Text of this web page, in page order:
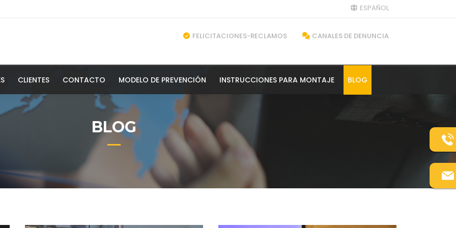
ESPAÑOL
FELICITACIONES-RECLAMOS CANALES DE DENUNCIA
CLIENTES CONTACTO MODELO DE PREVENCIÓN INSTRUCCIONES PARA MONTAJE BLOG
BLOG